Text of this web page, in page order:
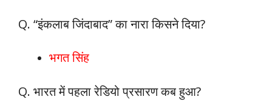
Q. “इंकलाब जिंदाबाद” का नारा किसने दिया?
भगत सिंह
Q. भारत में पहला रेडियो प्रसारण कब हुआ?